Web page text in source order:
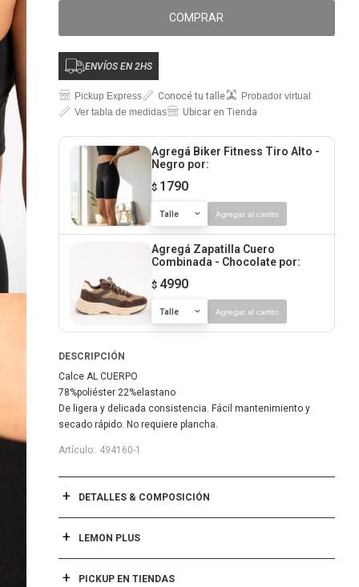
COMPRAR
ENVÍOS EN 2HS
Pickup Express Conocé tu talle
Probador virtual
Ver tabla de medidas
Ubicar en Tienda
Agregá Biker Fitness Tiro Alto -
Negro por:
$ 1790
Talle Agregar al carrito
Agregá Zapatilla Cuero
Combinada - Chocolate por:
$ 4990
Talle Agregar al carrito
DESCRIPCIÓN
Calce AL CUERPO
78%poliéster 22%elastano
De ligera y delicada consistencia. Fácil mantenimiento y
secado rápido. No requiere plancha.
494160-1
DETALLES & COMPOSICIÓN
LEMON PLUS
PICKUP EN TIENDAS